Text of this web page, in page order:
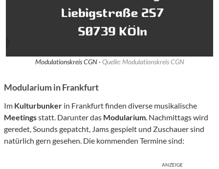
Modulationskreis CGN · Quelle: Modulationskreis CGN
Modularium in Frankfurt
Im Kulturbunker in Frankfurt finden diverse musikalische
Meetingsstatt. Darunter das Modularium. Nachmittags wird
geredet, Sounds gepatcht, Jams gespielt und Zuschauer sind
natürlich gern gesehen. Die kommenden Termine sind:
ANZEIGE